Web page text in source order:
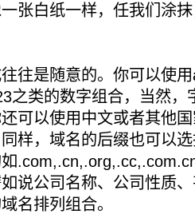
张白纸一样，任我们涂
是随意的。你可以使用
之类的数字组合，当然，
可以使用中文或者其他
样，域名的后缀也可以
说公司名称、公司性质
名排列组合。